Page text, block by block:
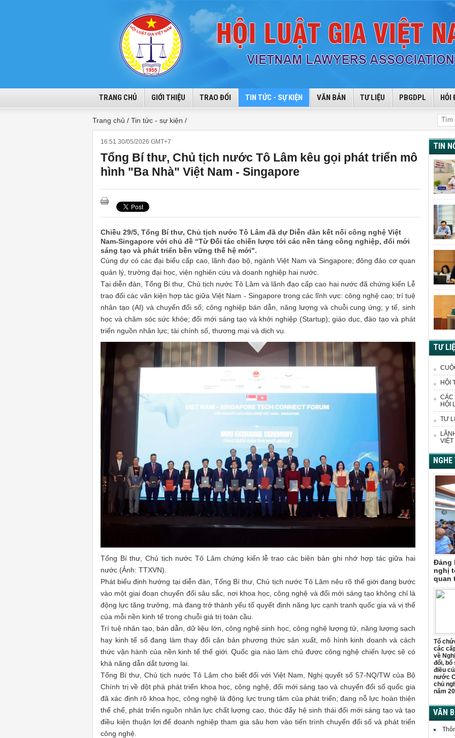
TRANG CHỦ GIỚI THIỆU TRAO ĐỔI TIN TỨC - SỰ KIỆN VĂN BẢN TƯ LIỆU PBGDPL HỎI
Trang chủ / Tin tức - sự kiện /
16:51 30/05/2026 GMT+7
Tổng Bí thư, Chủ tịch nước Tô Lâm kêu gọi phát triển mô
hình "Ba Nhà" Việt Nam - Singapore
Chiều 29/5, Tổng Bí thư, Chủ tịch nước Tô Lâm đã dự Diễn đàn kết nối công nghệ Việt
Nam-Singapore với chủ đề “Từ Đối tác chiến lược tới các nền tảng công nghiệp, đổi mới
sáng tạo và phát triển bền vững thế hệ mới".
Cùng dự có các đại biểu cấp cao, lãnh đạo bộ, ngành Việt Nam và Singapore; đông đảo cơ quan
quản lý, trường đại học, viện nghiên cứu và doanh nghiệp hai nước.
Tại diễn đàn, Tổng Bí thư, Chủ tịch nước Tô Lâm và lãnh đạo cấp cao hai nước đã chứng kiến Lễ
trao đổi các văn kiện hợp tác giữa Việt Nam - Singapore trong các lĩnh vực: công nghệ cao; trí tuệ
nhân tạo (AI) và chuyển đổi số; công nghiệp bán dẫn, năng lượng và chuỗi cung ứng; y tế, sinh
học và chăm sóc sức khỏe; đổi mới sáng tạo và khởi nghiệp (Startup); giáo dục, đào tạo và phát
triển nguồn nhân lực; tài chính số, thương mại và dịch vụ.
Tổng Bí thư, Chủ tịch nước Tô Lâm chứng kiến lễ trao các biên bản ghi nhớ hợp tác giữa hai
nước (Ảnh: TTXVN).
Phát biểu định hướng tại diễn đàn, Tổng Bí thư, Chủ tịch nước Tô Lâm nêu rõ thế giới đang bước
vào một giai đoạn chuyển đổi sâu sắc, nơi khoa học, công nghệ và đổi mới sáng tạo không chỉ là
động lực tăng trưởng, mà đang trở thành yếu tố quyết định năng lực cạnh tranh quốc gia và vị thế
của mỗi nền kinh tế trong chuỗi giá trị toàn cầu.
Trí tuệ nhân tạo, bán dẫn, dữ liệu lớn, công nghệ sinh học, công nghệ lượng tử, năng lượng sạch
hay kinh tế số đang làm thay đổi căn bản phương thức sản xuất, mô hình kinh doanh và cách
thức vận hành của nền kinh tế thế giới. Quốc gia nào làm chủ được công nghệ chiến lược sẽ có
khả năng dẫn dắt tương lai.
Tổng Bí thư, Chủ tịch nước Tô Lâm cho biết đối với Việt Nam, Nghị quyết số 57-NQ/TW của Bộ
Chính trị về đột phá phát triển khoa học, công nghệ, đổi mới sáng tạo và chuyển đổi số quốc gia
đã xác định rõ khoa học, công nghệ là động lực trung tâm của phát triển; đang nỗ lực hoàn thiện
thể chế, phát triển nguồn nhân lực chất lượng cao, thúc đẩy hệ sinh thái đổi mới sáng tạo và tạo
điều kiện thuận lợi để doanh nghiệp tham gia sâu hơn vào tiến trình chuyển đổi số và phát triển
công nghệ.
TIN
TƯ
HỘI
CÁC
HỘI
TƯ
VIỆT
Đảng
nghị
quan
Tổ
các
về
đổi, bổ
điều
nước
chủ
năm
VĂN